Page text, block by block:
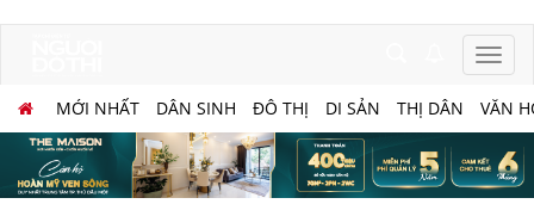
MỚI NHẤT DÂN SINH ĐÔ THỊ DI SẢN THỊ DÂN VĂN